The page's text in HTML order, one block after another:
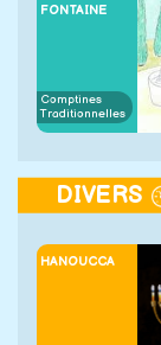
FONTAINE
Comptines
Traditionnelles
DIVERS
HANOUCCA